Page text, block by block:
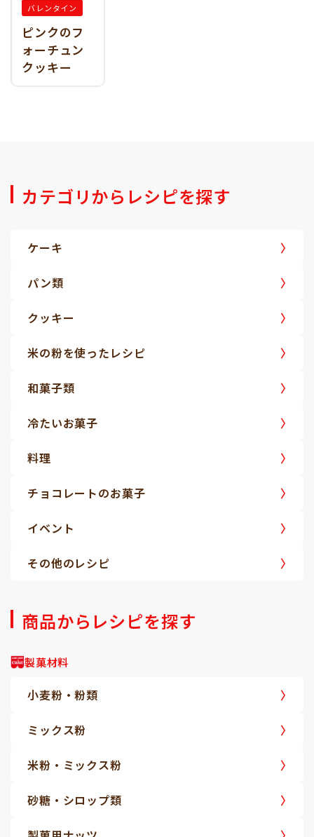
バレンタイン
ピンクのフ
ォーチュン
クッキー
カテゴリからレシピを探す
ケーキ
パン類
クッキー
米の粉を使ったレシピ
和菓子類
冷たいお菓子
料理
チョコレートのお菓子
イベント
その他のレシピ
商品からレシピを探す
製菓材料
小麦粉・粉類
ミックス粉
米粉・ミックス粉
砂糖・シロップ類